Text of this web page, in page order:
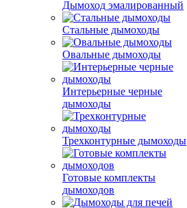
Дымоход эмалированный
Стальные дымоходы
Овальные дымоходы
Интерьерные черные
дымоходы
Трехконтурные дымоходы
Готовые комплекты
дымоходов